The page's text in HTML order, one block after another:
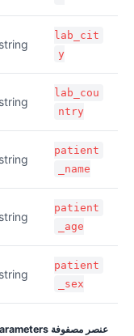
lab_cit
y
string
lab_cou
ntry
string
patient
_name
string
patient
_age
string
patient
_sex
string
عنصر مصفوفة data.parameters